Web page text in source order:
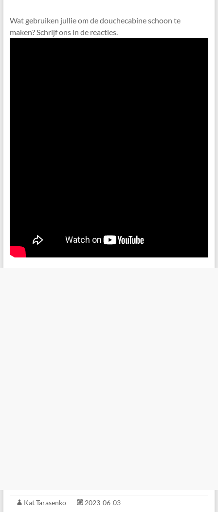
Wat gebruiken jullie om de douchecabine schoon te
maken? Schrijf ons in de reacties.
Kat Tarasenko 2023-06-03